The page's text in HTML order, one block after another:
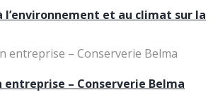
l’environnement et au climat sur la
– Conserverie Belma